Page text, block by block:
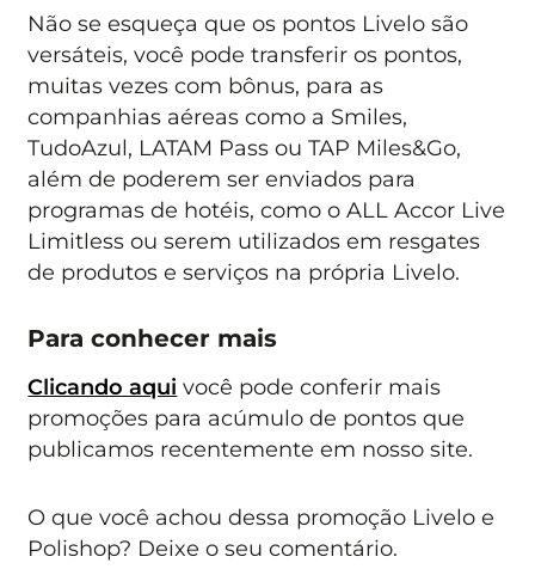
Não se esqueça que os pontos Livelo são
versáteis, você pode transferir os pontos,
muitas vezes com bônus, para as
companhias aéreas como a Smiles,
TudoAzul, LATAM Pass ou TAP Miles&Go,
além de poderem ser enviados para
programas de hotéis, como o ALL Accor Live
Limitless ou serem utilizados em resgates
de produtos e serviços na própria Livelo.
Para conhecer mais
Clicando aqui você pode conferir mais
promoções para acúmulo de pontos que
publicamos recentemente em nosso site.
O que você achou dessa promoção Livelo e
Polishop? Deixe o seu comentário.